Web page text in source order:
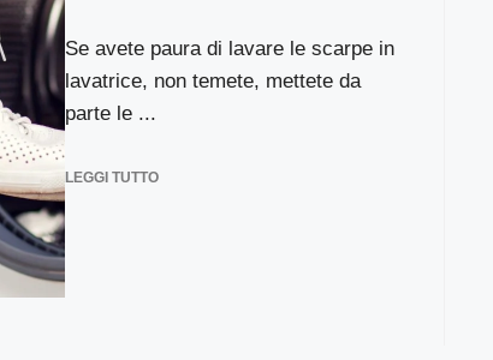
Se avete paura di lavare le scarpe in
lavatrice, non temete, mettete da
parte le ...
LEGGI TUTTO